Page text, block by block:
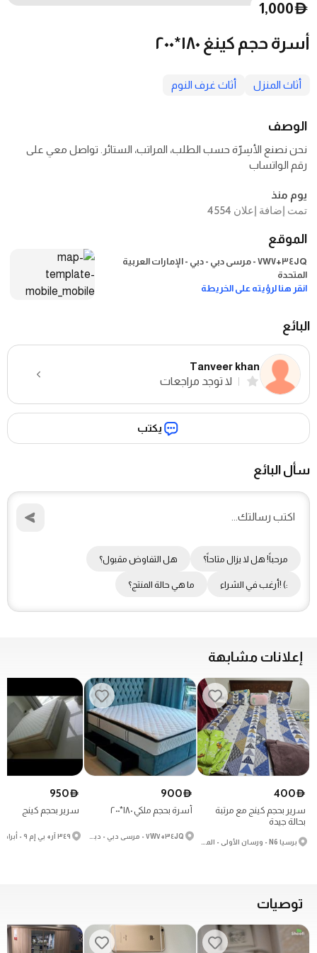
D
1,000
أسرة حجم كينغ ١٨٠*٢٠٠
أثاث المنزل أثاث غرف النوم
الوصف
نحن نصنع الأسِرّة حسب الطلب، المراتب، الستائر. تواصل معي على
رقم الواتساب
يوم منذ
تمت إضافة إعلان 4554
الموقع
٣٤JQ+٧W٧ - مرسى دبي - دبي - الإمارات العربية
المتحدة
انقر هنا لرؤيته على الخريطة
البائع
Tanveer khan
لا توجد مراجعات
يكتب
سأل البائع
مرحباً! هل لا يزال متاحاً؟ هل التفاوض مقبول؟
:) !أرغب في الشراء ما هي حالة المنتج؟
إعلانات مشابهة
D
400
سرير بحجم كينج مع مرتبة
بحالة جيدة
D
900
أسرة بحجم ملكي ١٨٠*٢٠٠
D
950
سرير بحجم كينج
توصيات